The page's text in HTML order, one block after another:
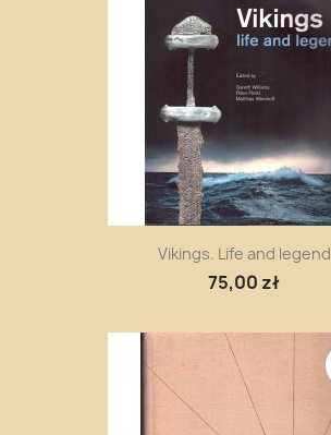
Vikings. Life and legend
75,00 zł